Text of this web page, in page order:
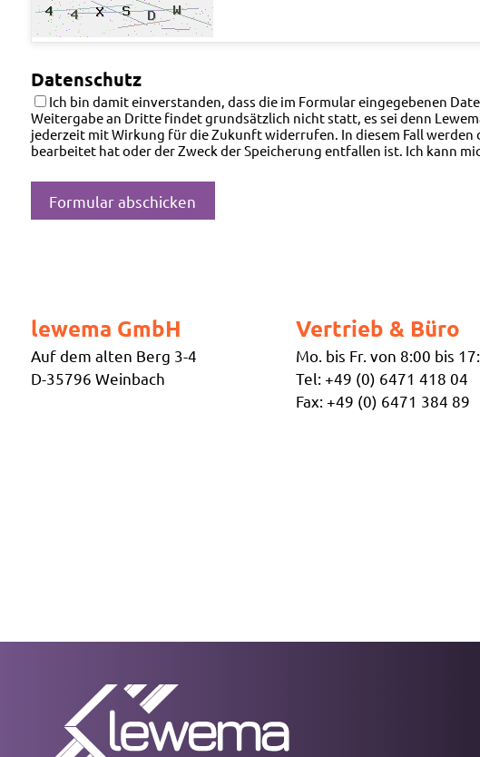
Datenschutz
Ich bin damit einverstanden, dass die im Formular eingegebenen
Weitergabe an Dritte findet grundsätzlich nicht statt, es sei denn
jederzeit mit Wirkung für die Zukunft widerrufen. In diesem Fall
bearbeitet hat oder der Zweck der Speicherung entfallen ist. Ich kann
lewema GmbH
​Auf dem alten Berg 3-4
D-35796 Weinbach
Vertrieb & Büro
Mo. bis Fr. von 8:00 bis
Tel: +49 (0) 6471 418 04
Fax: +49 (0) 6471 384 89